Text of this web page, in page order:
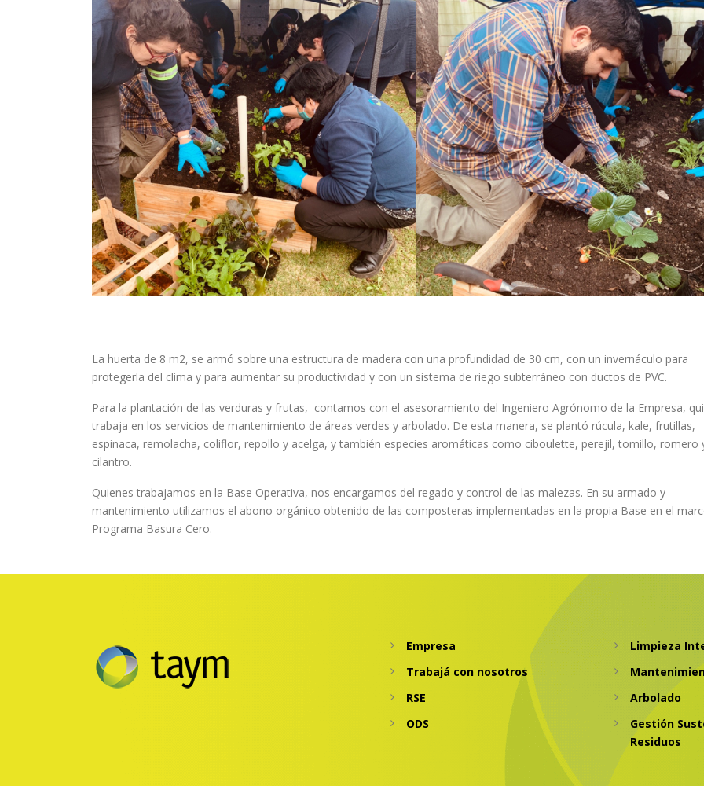
La huerta de 8 m2, se armó sobre una estructura de madera con una profundidad de 30 cm, con un invernáculo para
protegerla del clima y para aumentar su productividad y con un sistema de riego subterráneo con ductos de PVC.
Para la plantación de las verduras y frutas, contamos con el asesoramiento del Ingeniero Agrónomo de la Empresa,
trabaja en los servicios de mantenimiento de áreas verdes y arbolado. De esta manera, se plantó rúcula, kale, frutillas,
espinaca, remolacha, coliflor, repollo y acelga, y también especies aromáticas como ciboulette, perejil, tomillo, romero
cilantro.
Quienes trabajamos en la Base Operativa, nos encargamos del regado y control de las malezas. En su armado y
mantenimiento utilizamos el abono orgánico obtenido de las composteras implementadas en la propia Base en el
Programa Basura Cero.
Empresa
Trabajá con nosotros
RSE
ODS
Limpieza
Arbolado
Gestión
Residuos